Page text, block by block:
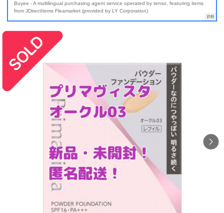
Buyee - A multilingual purchasing agent service operated by tenso, featuring items
from JDirectItems Fleamarket (provided by LY Corporation)